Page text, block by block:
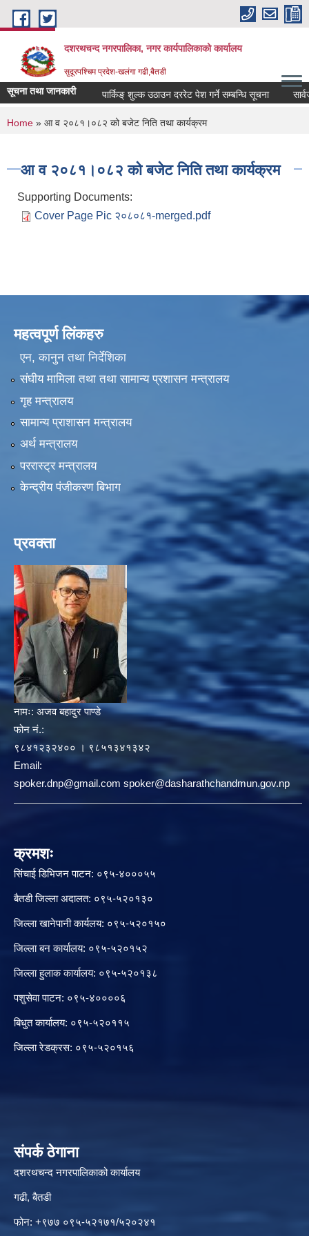
Skip to main content
दशरथचन्द नगरपालिका, नगर कार्यपालिकाको कार्यालय
सुदूरपश्चिम प्रदेश-खलंगा गढी,बैतडी
सूचना तथा जानकारी पार्किङ् शुल्क उठाउन दररेट पेश गर्ने सम्बन्धि सूचना
You are here
Home » आ व २०८१।०८२ को बजेट निति तथा कार्यक्रम
आ व २०८१।०८२ को बजेट निति तथा कार्यक्रम
Supporting Documents:
Cover Page Pic २०८०८१-merged.pdf
महत्वपूर्ण लिंकहरु
एन, कानुन तथा निर्देशिका
संघीय मामिला तथा तथा सामान्य प्रशासन मन्त्रालय
गृह मन्त्रालय
सामान्य प्राशासन मन्त्रालय
अर्थ मन्त्रालय
पररास्ट्र मन्त्रालय
केन्द्रीय पंजीकरण बिभाग
प्रवक्ता
नामः: अजव बहादुर पाण्डे
फोन नं.:
९८४१२३२४०० । ९८५१३४१३४२
Email:
spoker.dnp@gmail.com spoker@dasharathchandmun.gov.np
क्रमशः
सिंचाई डिभिजन पाटन: ०९५-४०००५५
बैतडी जिल्ला अदालत: ०९५-५२०१३०
जिल्ला खानेपानी कार्यलय: ०९५-५२०१५०
जिल्ला बन कार्यालय: ०९५-५२०१५२
जिल्ला हुलाक कार्यालय: ०९५-५२०१३८
पशुसेवा पाटन: ०९५-४००००६
बिधुत कार्यालय: ०९५-५२०११५
जिल्ला रेडक्रस: ०९५-५२०१५६
संपर्क ठेगाना
दशरथचन्द नगरपालिकाको कार्यालय
गढी, बैतडी
फोन: +९७७ ०९५-५२१७१/५२०२४१